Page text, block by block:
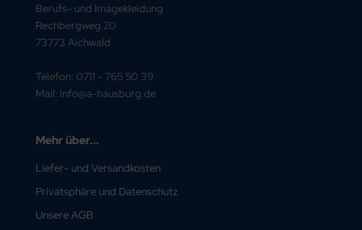
Berufs- und Imagekleidung
Rechbergweg 20
73773 Aichwald
Telefon: 0711 - 765 50 39
Mail: info@a-hausburg.de
Mehr über...
Liefer- und Versandkosten
Privatsphäre und Datenschutz
Unsere AGB